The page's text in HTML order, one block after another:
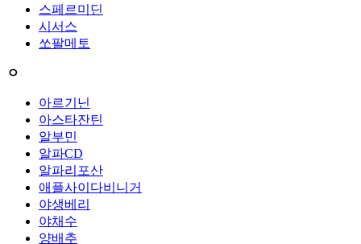
스페르미딘
시서스
쏘팔메토
ㅇ
아르기닌
아스타잔틴
알부민
알파CD
알파리포산
애플사이다비니거
야생베리
야채수
양배추